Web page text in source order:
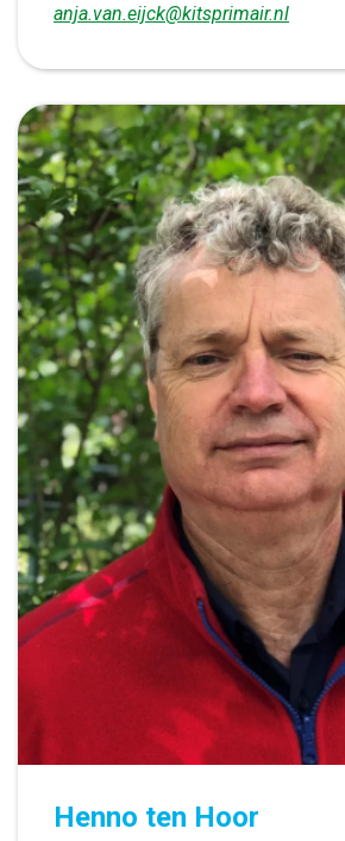
anja.van.eijck@kitsprimair.nl
Henno ten Hoor